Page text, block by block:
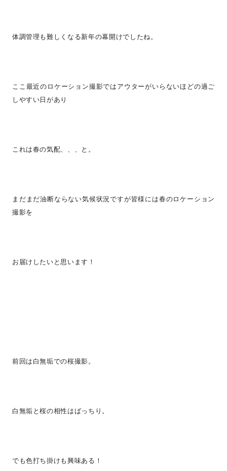
体調管理も難しくなる新年の幕開けでしたね。
ここ最近のロケーション撮影ではアウターがいらないほどの過ご
しやすい日があり
これは春の気配、、、と。
まだまだ油断ならない気候状況ですが皆様には春のロケーション
撮影を
お届けしたいと思います！
前回は白無垢での桜撮影。
白無垢と桜の相性はばっちり。
でも色打ち掛けも興味ある！